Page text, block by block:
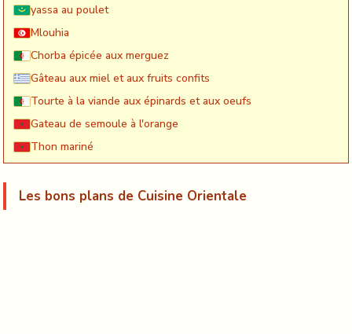
yassa au poulet
Mlouhia
Chorba épicée aux merguez
Gâteau aux miel et aux fruits confits
Tourte à la viande aux épinards et aux oeufs
Gateau de semoule à l'orange
Thon mariné
Les bons plans de Cuisine Orientale